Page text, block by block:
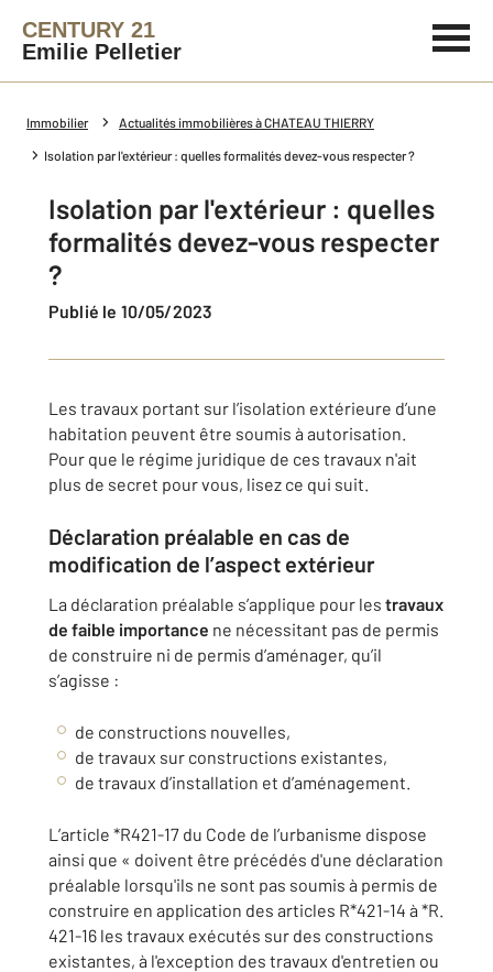
CENTURY 21
Emilie Pelletier
Immobilier Actualités immobilières à CHATEAU THIERRY
Isolation par l'extérieur : quelles formalités devez-vous respecter ?
Isolation par l'extérieur : quelles
formalités devez-vous respecter
?
Publié le 10/05/2023
Les travaux portant sur l’isolation extérieure d’une
habitation peuvent être soumis à autorisation.
Pour que le régime juridique de ces travaux n'ait
plus de secret pour vous, lisez ce qui suit.
Déclaration préalable en cas de
modification de l’aspect extérieur
La déclaration préalable s’applique pour les travaux
de faible importance ne nécessitant pas de permis
de construire ni de permis d’aménager, qu’il
s’agisse :
de constructions nouvelles,
de travaux sur constructions existantes,
de travaux d’installation et d’aménagement.
L’article *R421-17 du Code de l’urbanisme dispose
ainsi que « doivent être précédés d'une déclaration
préalable lorsqu'ils ne sont pas soumis à permis de
construire en application des articles R*421-14 à *R.
421-16 les travaux exécutés sur des constructions
existantes, à l'exception des travaux d'entretien ou